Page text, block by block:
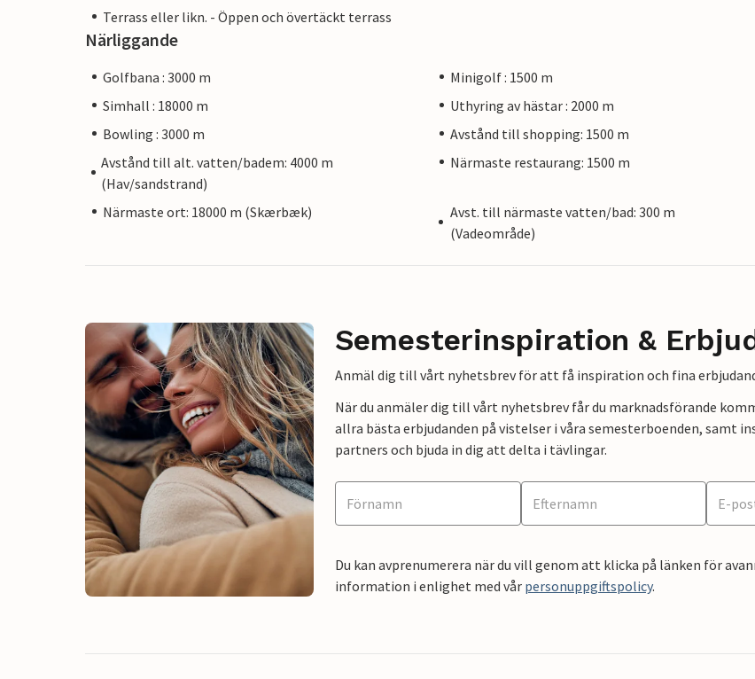
Terrass eller likn. - Öppen och övertäckt terrass
Närliggande
Golfbana : 3000 m
Minigolf : 1500 m
Simhall : 18000 m
Uthyring av hästar : 2000 m
Bowling : 3000 m
Avstånd till shopping: 1500 m
Avstånd till alt. vatten/badem: 4000 m
(Hav/sandstrand)
Närmaste restaurang: 1500 m
Närmaste ort: 18000 m (Skærbæk)
Avst. till närmaste vatten/bad: 300 m
(Vadeområde)
Semesterinspiration &
Anmäl dig till vårt nyhetsbrev för att få inspiration och fina
När du anmäler dig till vårt nyhetsbrev får du marknadsförande
allra bästa erbjudanden på vistelser i våra semesterboenden, samt
partners och bjuda in dig att delta i tävlingar.
Du kan avprenumerera när du vill genom att klicka på länken för
information i enlighet med vår personuppgiftspolicy.